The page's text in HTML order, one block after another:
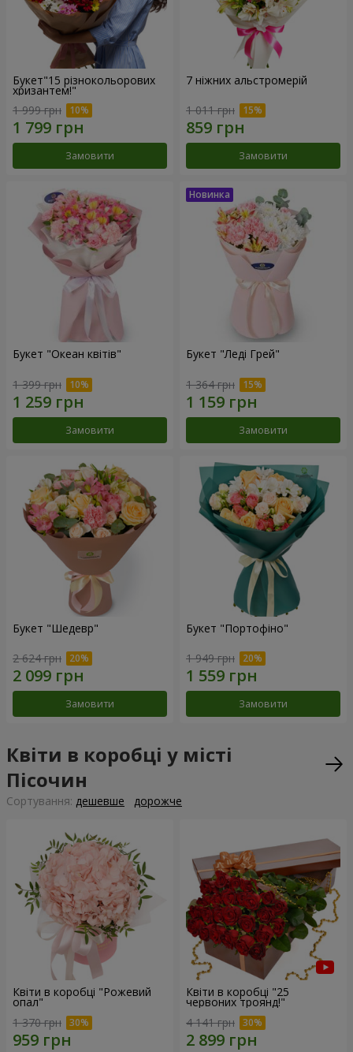
Букет"15 різнокольорових
хризантем!"
1 999 грн
Замовити
7 ніжних альстромерій
1 011 грн
Замовити
Букет "Океан квітів"
1 399 грн
Замовити
Букет "Леді Грей"
1 364 грн
Замовити
Букет "Шедевр"
2 624 грн
Замовити
Букет "Портофіно"
1 949 грн
Замовити
Квіти в коробці у місті
Пісочин
Сортування: дешевше дорожче
Квіти в коробці "Рожевий
опал"
1 370 грн
Квіти в коробці "25
червоних троянд!"
4 141 грн